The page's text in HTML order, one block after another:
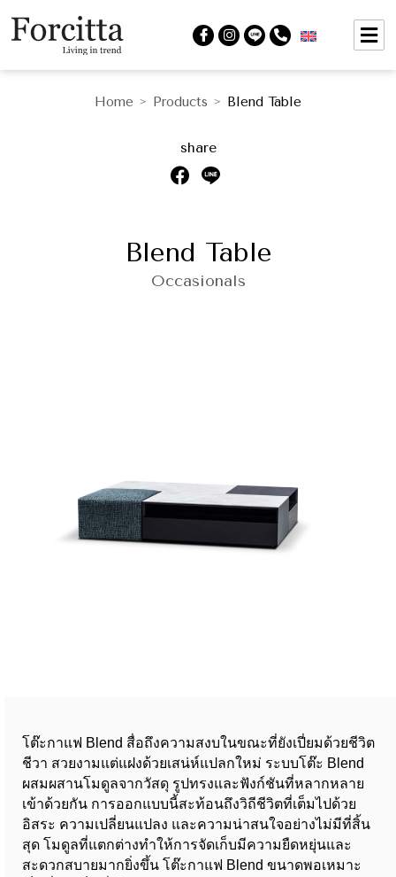
Home > Products > Blend Table
share
Blend Table
Occasionals
โต๊ะกาแฟ Blend สื่อถึงความสงบในขณะที่ยังเปี่ยมด้วยชีวิต
ชีวา สวยงามแต่แฝงด้วยเสน่ห์แปลกใหม่ ระบบโต๊ะ Blend
ผสมผสานโมดูลจากวัสดุ รูปทรงและฟังก์ชันที่หลากหลาย
เข้าด้วยกัน การออกแบบนี้สะท้อนถึงวิถีชีวิตที่เต็มไปด้วย
อิสระ ความเปลี่ยนแปลง และความน่าสนใจอย่างไม่มีที่สิ้น
สุด โมดูลที่แตกต่างทำให้การจัดเก็บมีความยืดหยุ่นและ
สะดวกสบายมากยิ่งขึ้น โต๊ะกาแฟ Blend ขนาดพอเหมาะ